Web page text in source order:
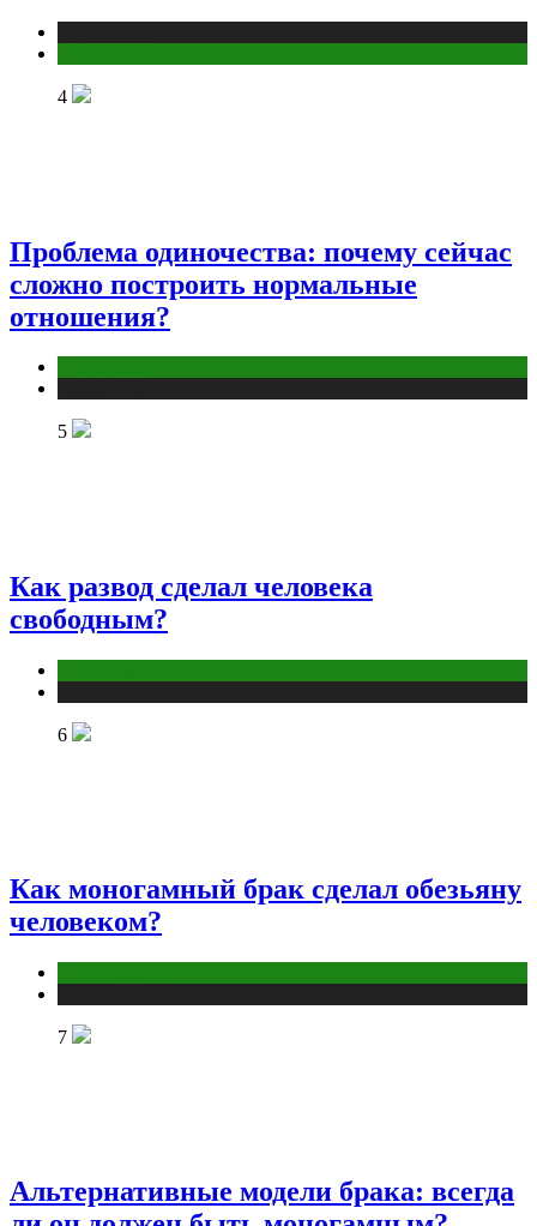
4
Проблема одиночества: почему сейчас
сложно построить нормальные
отношения?
5
Как развод сделал человека
свободным?
6
Как моногамный брак сделал обезьяну
человеком?
7
Альтернативные модели брака: всегда